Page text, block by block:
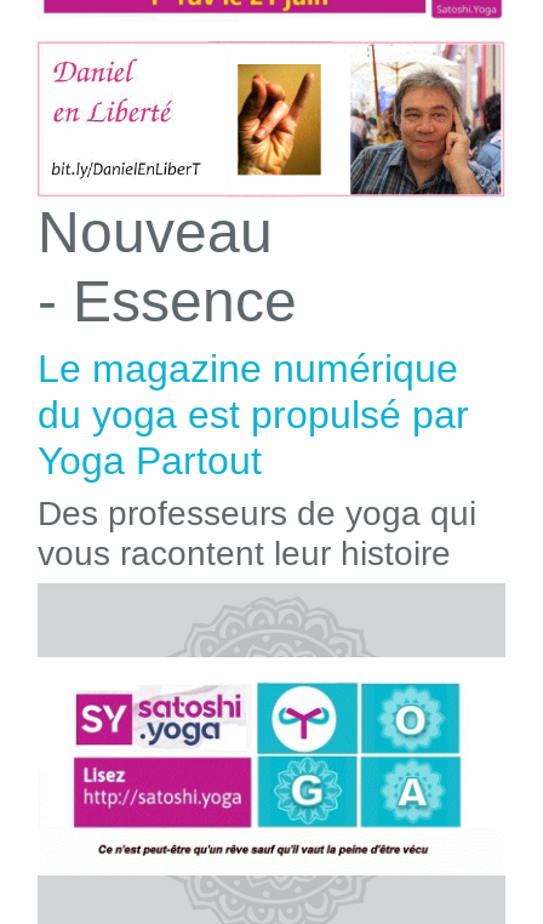
Nouveau
- Essence
Le magazine numérique
du yoga est propulsé par
Yoga Partout
Des professeurs de yoga qui
vous racontent leur histoire